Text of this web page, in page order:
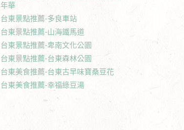
年華
台東景點推薦-多良車站
台東景點推薦-山海鐵馬道
台東景點推薦-卑南文化公園
台東景點推薦-台東森林公園
台東美食推薦-台東古早味寶桑豆花
台東美食推薦-幸福綠豆湯